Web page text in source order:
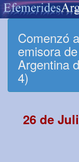
Comenzó
emisora
Argentina
4)
26 de